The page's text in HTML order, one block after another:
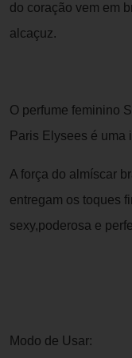
do coração vem em
alcaçuz.
O perfume feminino
Paris Elysees é uma
A força do almíscar
entregam os toques
sexy,poderosa e
Modo de Usar: